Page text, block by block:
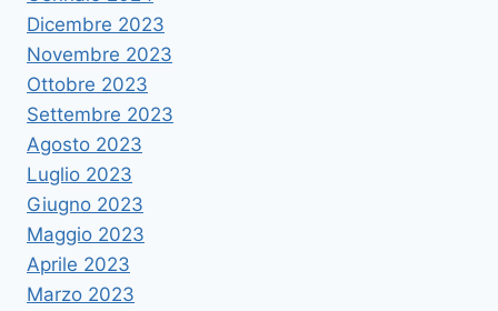
Dicembre 2023
Novembre 2023
Ottobre 2023
Settembre 2023
Agosto 2023
Luglio 2023
Giugno 2023
Maggio 2023
Aprile 2023
Marzo 2023